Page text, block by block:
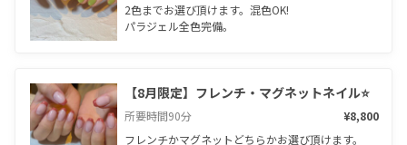
2色までお選び頂けます。混色OK!
パラジェル全色完備。
【8月限定】フレンチ・マグネットネイル⭐️
所要時間90分
¥8,800
フレンチかマグネットどちらかお選び頂けます。